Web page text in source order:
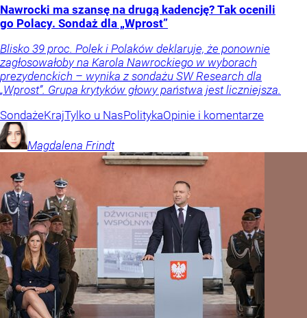
Nawrocki ma szansę na drugą kadencję? Tak ocenili
go Polacy. Sondaż dla „Wprost”
Blisko 39 proc. Polek i Polaków deklaruje, że ponownie
zagłosowałoby na Karola Nawrockiego w wyborach
prezydenckich – wynika z sondażu SW Research dla
„Wprost”. Grupa krytyków głowy państwa jest liczniejsza.
SondażeKrajTylko u NasPolitykaOpinie i komentarze
Magdalena Frindt